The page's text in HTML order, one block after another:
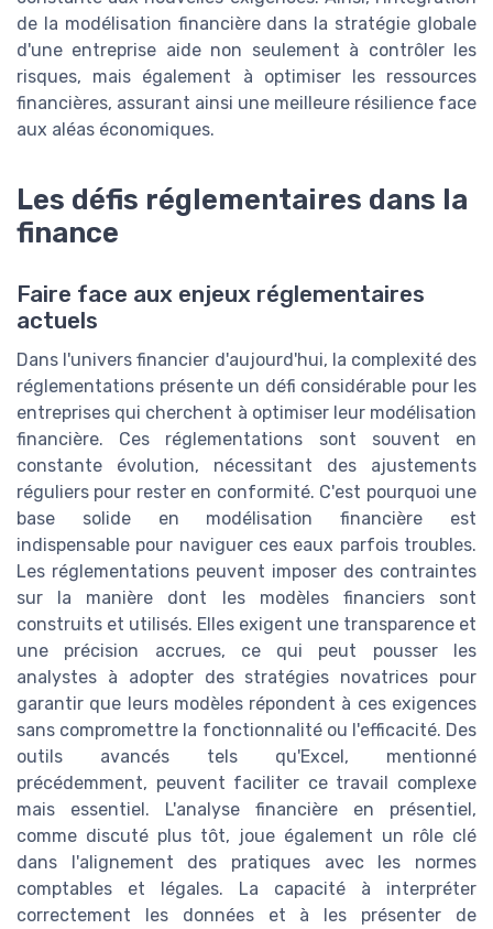
de la modélisation financière dans la stratégie globale
d'une entreprise aide non seulement à contrôler les
risques, mais également à optimiser les ressources
financières, assurant ainsi une meilleure résilience face
aux aléas économiques.
Les défis réglementaires dans la
finance
Faire face aux enjeux réglementaires
actuels
Dans l'univers financier d'aujourd'hui, la complexité des
réglementations présente un défi considérable pour les
entreprises qui cherchent à optimiser leur modélisation
financière. Ces réglementations sont souvent en
constante évolution, nécessitant des ajustements
réguliers pour rester en conformité. C'est pourquoi une
base solide en modélisation financière est
indispensable pour naviguer ces eaux parfois troubles.
Les réglementations peuvent imposer des contraintes
sur la manière dont les modèles financiers sont
construits et utilisés. Elles exigent une transparence et
une précision accrues, ce qui peut pousser les
analystes à adopter des stratégies novatrices pour
garantir que leurs modèles répondent à ces exigences
sans compromettre la fonctionnalité ou l'efficacité. Des
outils avancés tels qu'Excel, mentionné
précédemment, peuvent faciliter ce travail complexe
mais essentiel. L'analyse financière en présentiel,
comme discuté plus tôt, joue également un rôle clé
dans l'alignement des pratiques avec les normes
comptables et légales. La capacité à interpréter
correctement les données et à les présenter de